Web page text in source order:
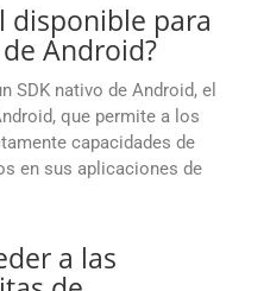
disponible para
Android?
SDK nativo de Android, el
que permite a los
capacidades de
en sus aplicaciones de
a las